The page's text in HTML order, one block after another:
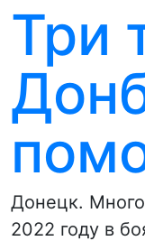
Три
Донецк.
2022 году в